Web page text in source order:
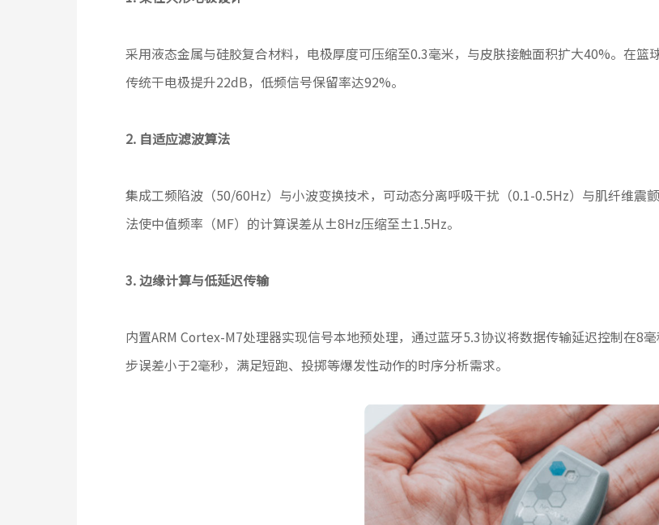
采用液态金属与硅胶复合材料，电极厚度可压缩至0.3毫米，与皮肤接触面积扩大40%。在篮
传统干电极提升22dB，低频信号保留率达92%。
2. 自适应滤波算法
集成工频陷波（50/60Hz）与小波变换技术，可动态分离呼吸干扰（0.1-0.5Hz）与肌纤维震
法使中值频率（MF）的计算误差从±8Hz压缩至±1.5Hz。
3. 边缘计算与低延迟传输
内置ARM Cortex-M7处理器实现信号本地预处理，通过蓝牙5.3协议将数据传输延迟控制在8
步误差小于2毫秒，满足短跑、投掷等爆发性动作的时序分析需求。